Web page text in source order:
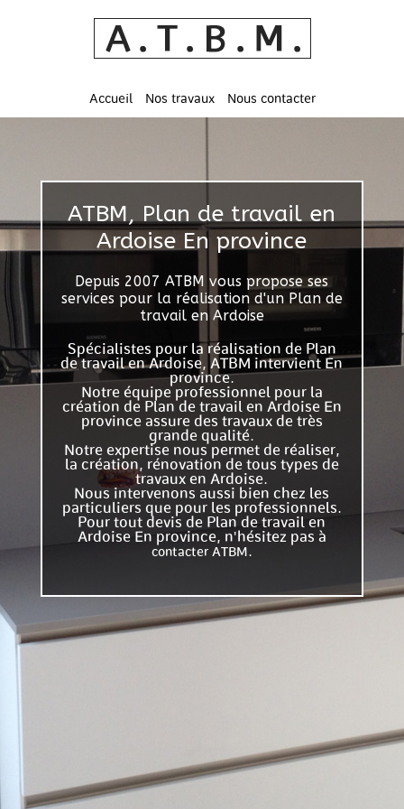
Accueil Nos travaux Nous contacter
ATBM, Plan de travail en
Ardoise En province
Depuis 2007 ATBM vous propose ses
services pour la réalisation d'un Plan de
travail en Ardoise
Spécialistes pour la réalisation de Plan
de travail en Ardoise, ATBM intervient En
province.
Notre équipe professionnel pour la
création de Plan de travail en Ardoise En
province assure des travaux de très
grande qualité.
Notre expertise nous permet de réaliser,
la création, rénovation de tous types de
travaux en Ardoise.
Nous intervenons aussi bien chez les
particuliers que pour les professionnels.
Pour tout devis de Plan de travail en
Ardoise En province, n'hésitez pas à
contacter ATBM.